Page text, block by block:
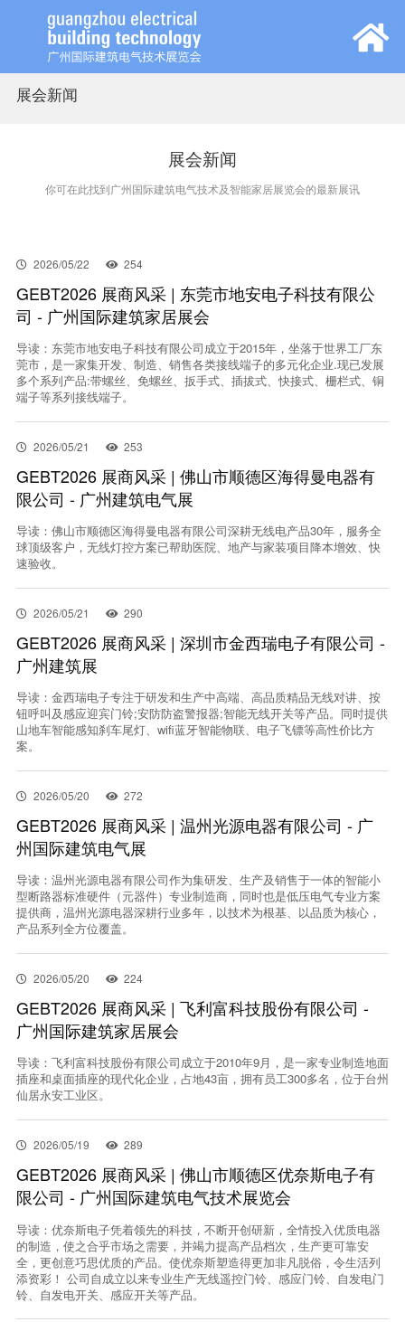
首页
参展中心
同期活动
新闻中心
联系我们
展会新闻
展会新闻
你可在此找到广州国际建筑电气技术及智能家居展览会的最新展讯
2026/05/22 254
GEBT2026 展商风采 | 东莞市地安电子科技有限公
司 - 广州国际建筑家居展会
导读：东莞市地安电子科技有限公司成立于2015年，坐落于世界工厂东
莞市，是一家集开发、制造、销售各类接线端子的多元化企业.现已发展
多个系列产品:带螺丝、免螺丝、扳手式、插拔式、快接式、栅栏式、铜
端子等系列接线端子。
2026/05/21 253
GEBT2026 展商风采 | 佛山市顺德区海得曼电器有
限公司 - 广州建筑电气展
导读：佛山市顺德区海得曼电器有限公司深耕无线电产品30年，服务全
球顶级客户，无线灯控方案已帮助医院、地产与家装项目降本增效、快
速验收。
2026/05/21 290
GEBT2026 展商风采 | 深圳市金西瑞电子有限公司 -
广州建筑展
导读：金西瑞电子专注于研发和生产中高端、高品质精品无线对讲、按
钮呼叫及感应迎宾门铃;安防防盗警报器;智能无线开关等产品。同时提供
山地车智能感知刹车尾灯、wifi蓝牙智能物联、电子飞镖等高性价比方
案。
2026/05/20 272
GEBT2026 展商风采 | 温州光源电器有限公司 - 广
州国际建筑电气展
导读：温州光源电器有限公司作为集研发、生产及销售于一体的智能小
型断路器标准硬件（元器件）专业制造商，同时也是低压电气专业方案
提供商，温州光源电器深耕行业多年，以技术为根基、以品质为核心，
产品系列全方位覆盖。
2026/05/20 224
GEBT2026 展商风采 | 飞利富科技股份有限公司 -
广州国际建筑家居展会
导读：飞利富科技股份有限公司成立于2010年9月，是一家专业制造地面
插座和桌面插座的现代化企业，占地43亩，拥有员工300多名，位于台州
仙居永安工业区。
2026/05/19 289
GEBT2026 展商风采 | 佛山市顺德区优奈斯电子有
限公司 - 广州国际建筑电气技术展览会
导读：优奈斯电子凭着领先的科技，不断开创研新，全情投入优质电器
的制造，使之合乎市场之需要，并竭力提高产品档次，生产更可靠安
全，更创意巧思优质的产品。使优奈斯塑造得更加非凡脱俗，令生活列
添资彩！ 公司自成立以来专业生产无线遥控门铃、感应门铃、自发电门
铃、自发电开关、感应开关等产品。